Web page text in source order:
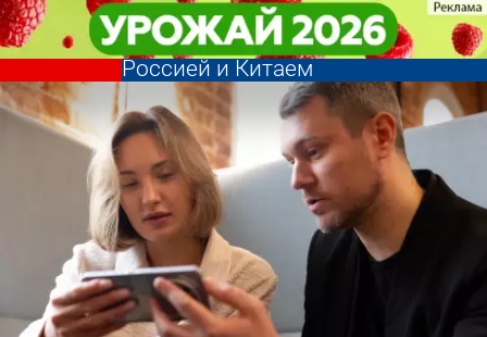
МегаФон запустил новый
магистральный канал между
Россией и Китаем
В стране и
мире
МегаФон запустил новый
магистральный канал между
Россией и Китаем
В стране и
мире
Другие
новости по
теме
Погода и курсы
валют в Пензе